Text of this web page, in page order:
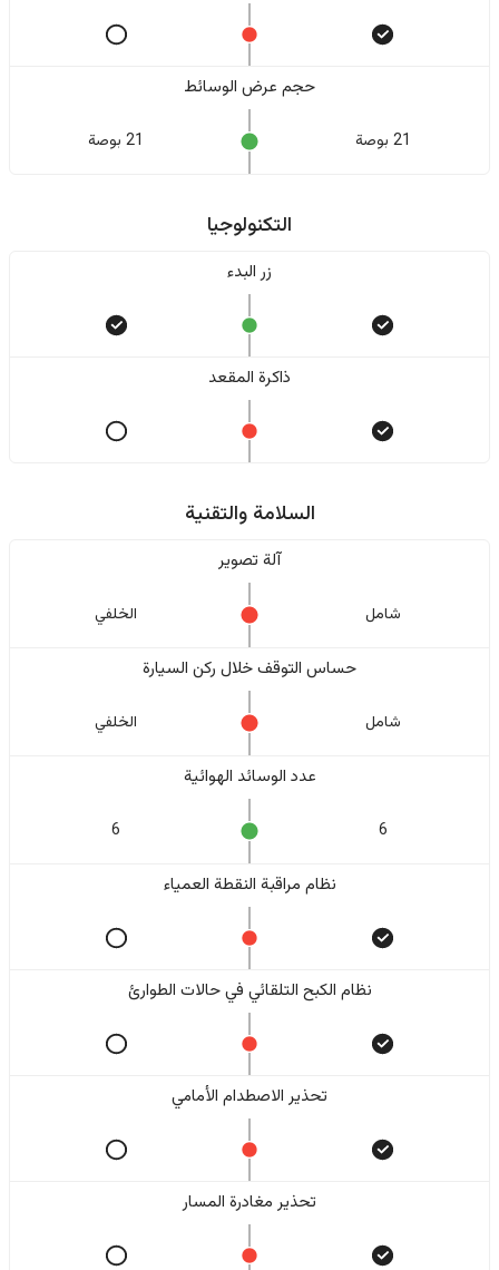
حجم عرض الوسائط
21 بوصة 21 بوصة
التكنولوجيا
زر البدء
ذاكرة المقعد
السلامة والتقنية
آلة تصوير
شامل الخلفي
حساس التوقف خلال ركن السيارة
شامل الخلفي
عدد الوسائد الهوائية
6
6
نظام مراقبة النقطة العمياء
نظام الكبح التلقائي في حالات الطوارئ
تحذير الاصطدام الأمامي
تحذير مغادرة المسار